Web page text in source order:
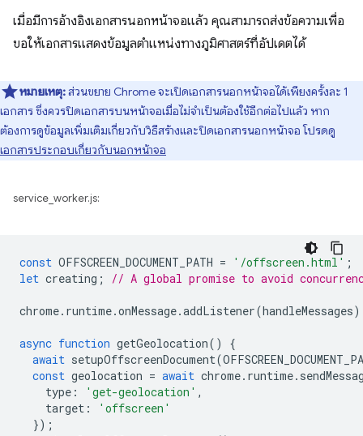
เมื่อมีการอ้างอิงเอกสารนอกหน้าจอแล้ว คุณสามารถส่งข้อความเพื่อ
ขอให้เอกสารแสดงข้อมูลตำแหน่งทางภูมิศาสตร์ที่อัปเดตได้
หมายเหตุ:ส่วนขยาย Chrome จะเปิดเอกสารนอกหน้าจอได้เพียงครั้งละ 1
เอกสาร ซึ่งควรปิดเอกสารบนหน้าจอเมื่อไม่จำเป็นต้องใช้อีกต่อไปแล้ว หาก
ต้องการดูข้อมูลเพิ่มเติมเกี่ยวกับวิธีสร้างและปิดเอกสารนอกหน้าจอ โปรดดู
เอกสารประกอบเกี่ยวกับนอกหน้าจอ
service_worker.js:
const OFFSCREEN_DOCUMENT_PATH = '/offscreen.html' ;
let creating ; // A global promise to avoid
chrome. runtime.onMessage.addListener(handleMessages
async function getGeolocation()
{
await setupOffscreenDocument(
const geolocation = await chrome. runtime.
type : 'get-geolocation' ,
target :
'offscreen'
});